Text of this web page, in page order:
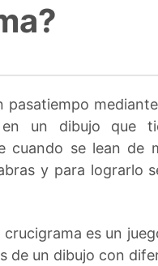
pasatiempo
un dibujo que
cuando se lean de
y para lograrlo
es un
de un dibujo con